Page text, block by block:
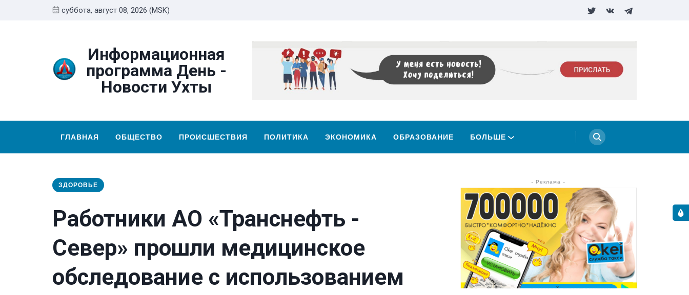
суббота, август 08, 2026 (MSK)
Информационная
программа День -
Новости Ухты
ГЛАВНАЯ ОБЩЕСТВО ПРОИСШЕСТВИЯ ПОЛИТИКА ЭКОНОМИКА ОБРАЗОВАНИЕ БОЛЬШЕ
ЗДОРОВЬЕ
Работники АО «Транснефть -
Север» прошли медицинское
обследование с использованием
- Реклама -